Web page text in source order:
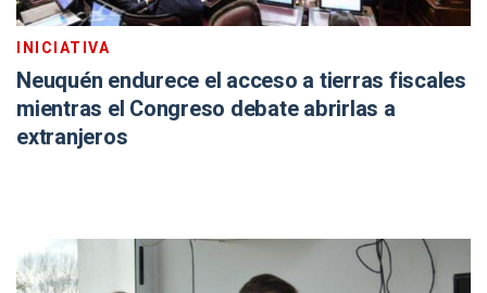
INICIATIVA
Neuquén endurece el acceso a tierras fiscales
mientras el Congreso debate abrirlas a
extranjeros